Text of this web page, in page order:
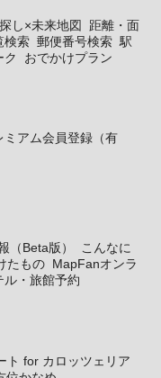
し×未来地図
距離・面
検索 郵便番号検索 駅
ク おでかけプラン
ミアム会員登録（有
（Beta版）
こんなに
たもの MapFanオンラ
ル・旅館予約
ト for カロッツェリア